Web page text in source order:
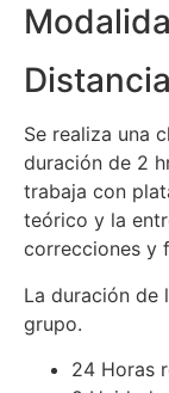
Se realiza una
duración de 2
trabaja con
teórico y la
correcciones y
La duración de
grupo.
24 Horas